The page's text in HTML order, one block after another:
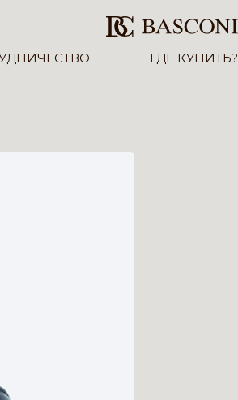
ГДЕ КУПИТЬ?